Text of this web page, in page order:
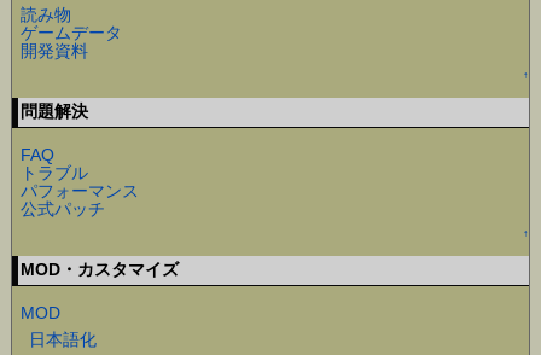
読み物
ゲームデータ
開発資料
↑
問題解決
FAQ
トラブル
パフォーマンス
公式パッチ
↑
MOD・カスタマイズ
MOD
日本語化